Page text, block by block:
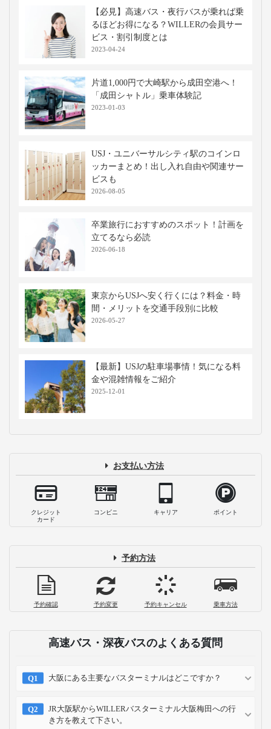
【必見】高速バス・夜行バスが乗れば乗
るほどお得になる？WILLERの会員サー
ビス・割引制度とは
2023-04-24
片道1,000円で大崎駅から成田空港へ！
「成田シャトル」乗車体験記
2023-01-03
USJ・ユニバーサルシティ駅のコインロ
ッカーまとめ！出し入れ自由や関連サー
ビスも
2026-08-05
卒業旅行におすすめのスポット！計画を
立てるなら必読
2026-06-18
東京からUSJへ安く行くには？料金・時
間・メリットを交通手段別に比較
2026-05-27
【最新】USJの駐車場事情！気になる料
金や混雑情報をご紹介
2025-12-01
お支払い方法
クレジット
カード
コンビニ キャリア ポイント
予約方法
予約確認 予約変更 予約キャンセル 乗車方法
高速バス・深夜バスのよくある質問
大阪にある主要なバスターミナルはどこですか？
JR大阪駅からWILLERバスターミナル大阪梅田への行
き方を教えて下さい。